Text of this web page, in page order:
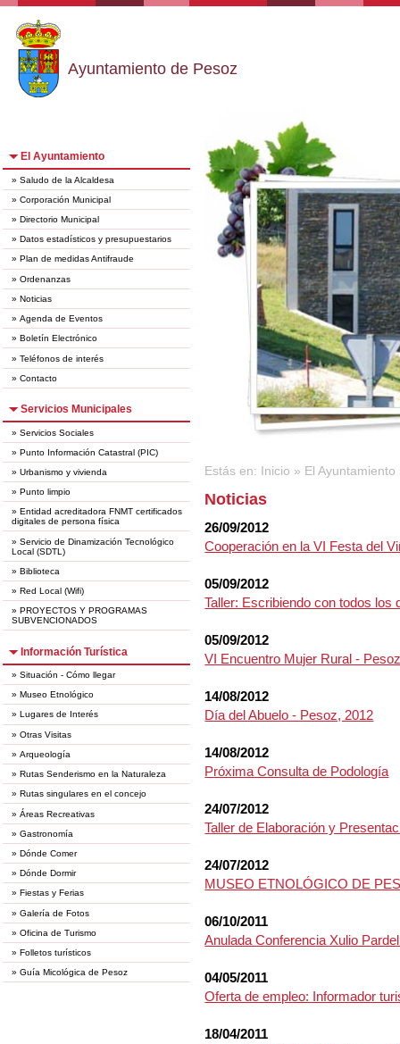
Ayuntamiento de Pesoz
El Ayuntamiento
» Saludo de la Alcaldesa
» Corporación Municipal
» Directorio Municipal
» Datos estadísticos y presupuestarios
» Plan de medidas Antifraude
» Ordenanzas
» Noticias
» Agenda de Eventos
» Boletín Electrónico
» Teléfonos de interés
» Contacto
Servicios Municipales
» Servicios Sociales
» Punto Información Catastral (PIC)
» Urbanismo y vivienda
» Punto limpio
» Entidad acreditadora FNMT certificados
digitales de persona física
» Servicio de Dinamización Tecnológico
Local (SDTL)
» Biblioteca
» Red Local (Wifi)
» PROYECTOS Y PROGRAMAS
SUBVENCIONADOS
Información Turística
» Situación - Cómo llegar
» Museo Etnológico
» Lugares de Interés
» Otras Visitas
» Arqueología
» Rutas Senderismo en la Naturaleza
» Rutas singulares en el concejo
» Áreas Recreativas
» Gastronomía
» Dónde Comer
» Dónde Dormir
» Fiestas y Ferias
» Galería de Fotos
» Oficina de Turismo
» Folletos turísticos
» Guía Micológica de Pesoz
Estás en: Inicio » El Ayuntamiento
Noticias
26/09/2012
Cooperación en la VI Festa del
05/09/2012
Taller: Escribiendo con todos los
05/09/2012
VI Encuentro Mujer Rural -
14/08/2012
Día del Abuelo - Pesoz, 2012
14/08/2012
Próxima Consulta de Podología
24/07/2012
Taller de Elaboración y
24/07/2012
MUSEO ETNOLÓGICO DE
06/10/2011
Anulada Conferencia Xulio
04/05/2011
Oferta de empleo: Informador
18/04/2011